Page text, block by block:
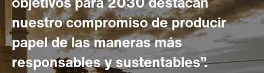
nuestro compromiso de producir
papel de las maneras más
responsables y sustentables”.